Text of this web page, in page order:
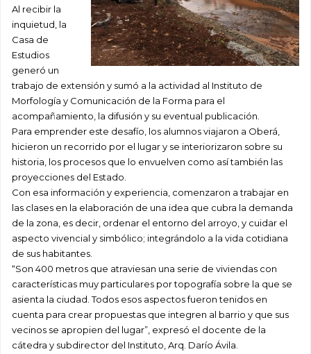
Al recibir la
inquietud, la
Casa de
Estudios
generó un
trabajo de extensión y sumó a la actividad al Instituto de
Morfología y Comunicación de la Forma para el
acompañamiento, la difusión y su eventual publicación.
Para emprender este desafío, los alumnos viajaron a Oberá,
hicieron un recorrido por el lugar y se interiorizaron sobre su
historia, los procesos que lo envuelven como así también las
proyecciones del Estado.
Con esa información y experiencia, comenzaron a trabajar en
las clases en la elaboración de una idea que cubra la demanda
de la zona, es decir, ordenar el entorno del arroyo, y cuidar el
aspecto vivencial y simbólico; integrándolo a la vida cotidiana
de sus habitantes.
“Son 400 metros que atraviesan una serie de viviendas con
características muy particulares por topografía sobre la que se
asienta la ciudad. Todos esos aspectos fueron tenidos en
cuenta para crear propuestas que integren al barrio y que sus
vecinos se apropien del lugar”, expresó el docente de la
cátedra y subdirector del Instituto, Arq. Darío Ávila.